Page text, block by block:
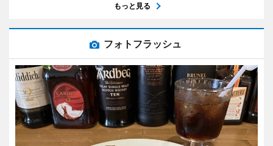
もっと見る
フォトフラッシュ